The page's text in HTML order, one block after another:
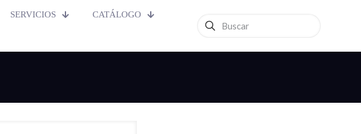
SERVICIOS CATÁLOGO